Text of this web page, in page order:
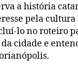
a história
pela cultura
lo no roteiro
da cidade e